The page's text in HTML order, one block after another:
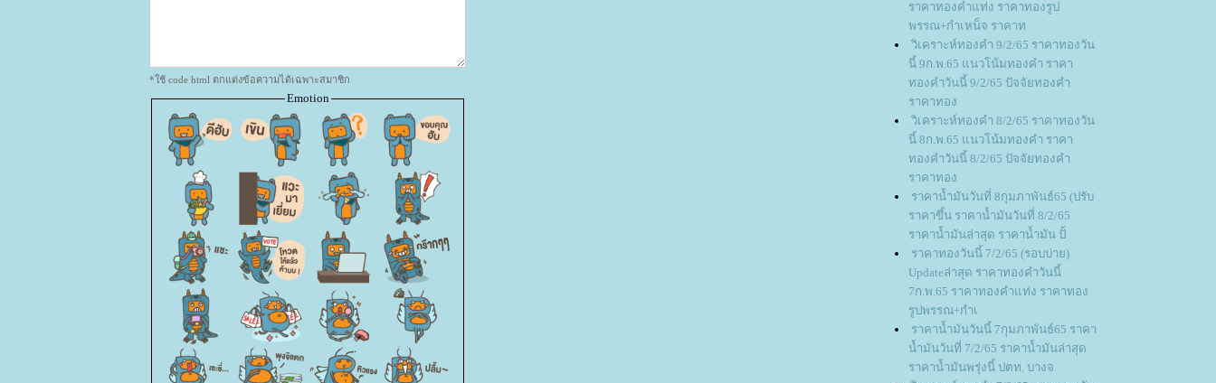
*ใช้ code html ตกแต่งข้อความได้เฉพาะสมาชิก
Emotion
ราคาทองคำแท่ง ราคาทองรูป
พรรณ+กำเหน็จ ราคาท
วิเคราะห์ทองคำ 9/2/65 ราคาทองวัน
นี้ 9ก.พ.65 แนวโน้มทองคำ ราคา
ทองคำวันนี้ 9/2/65 ปัจจัยทองคำ
ราคาทอง
วิเคราะห์ทองคำ 8/2/65 ราคาทองวัน
นี้ 8ก.พ.65 แนวโน้มทองคำ ราคา
ทองคำวันนี้ 8/2/65 ปัจจัยทองคำ
ราคาทอง
ราคาน้ำมันวันที่ 8กุมภาพันธ์65 (ปรับ
ราคาขึ้น ราคาน้ำมันวันที่ 8/2/65
ราคาน้ำมันล่าสุด ราคาน้ำมัน ปั้
ราคาทองวันนี้ 7/2/65 (รอบบ่าย)
Updateล่าสุด ราคาทองคำวันนี้
7ก.พ.65 ราคาทองคำแท่ง ราคาทอง
รูปพรรณ+กำเ
ราคาน้ำมันวันนี้ 7กุมภาพันธ์65 ราคา
น้ำมันวันที่ 7/2/65 ราคาน้ำมันล่าสุด
ราคาน้ำมันพรุ่งนี้ ปตท. บางจ